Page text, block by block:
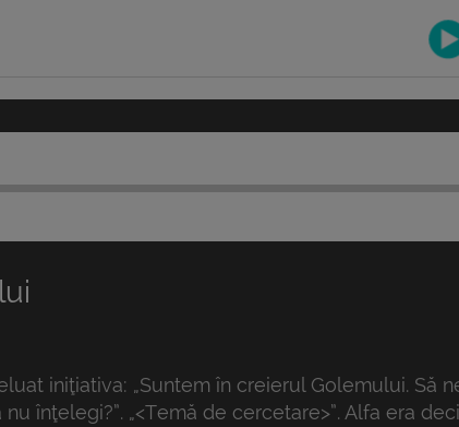
iniţiativa: „Suntem în creierul Golemului. Să
înţelegi?”. „<Temă de cercetare>”. Alfa era